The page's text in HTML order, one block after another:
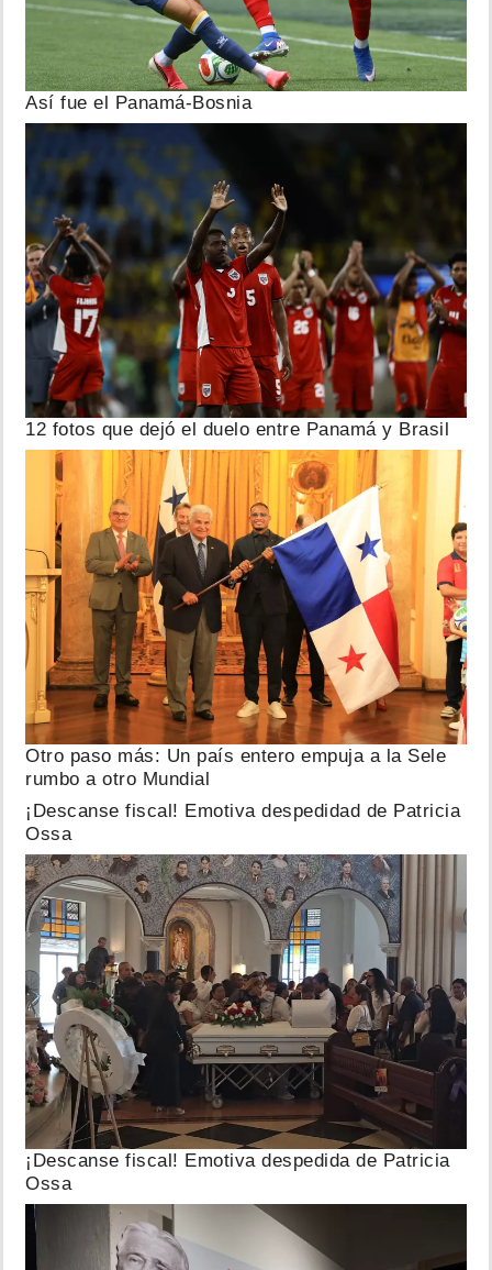
Así fue el Panamá-Bosnia
12 fotos que dejó el duelo entre Panamá y Brasil
Otro paso más: Un país entero empuja a la Sele
rumbo a otro Mundial
¡Descanse fiscal! Emotiva despedidad de Patricia
Ossa
¡Descanse fiscal! Emotiva despedida de Patricia
Ossa